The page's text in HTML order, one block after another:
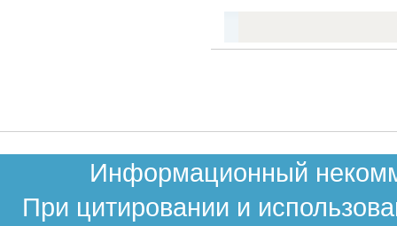
Информационный
При цитировании и